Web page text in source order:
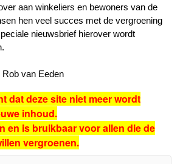
aan winkeliers en bewoners van de
hen veel succes met de vergroening
nieuwsbrief hierover wordt
van Eeden
dat deze site niet meer wordt
inhoud.
en is bruikbaar voor allen die de
vergroenen.